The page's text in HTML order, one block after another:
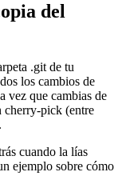
del
.git de tu
los cambios de
vez que cambias de
cherry-pick (entre
cuando la lías
ejemplo sobre cómo